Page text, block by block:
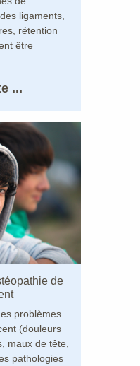
ligaments,
rétention
être
...
de
problèmes
(douleurs
maux de tête,
pathologies